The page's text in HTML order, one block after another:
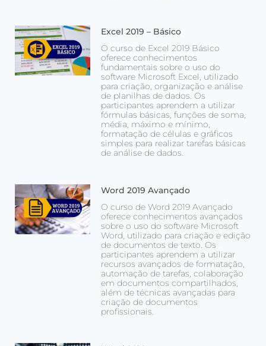
Excel 2019 – Básico
O curso de Excel 2019 Básico
oferece conhecimentos
fundamentais sobre o uso do
software Microsoft Excel, utilizado
para criação, organização e análise
de planilhas de dados. Os
participantes aprendem a utilizar
fórmulas básicas, funções de soma,
média, máximo e mínimo,
formatação de células e gráficos
simples para realizar tarefas básicas
de análise de dados.
Word 2019 Avançado
O curso de Word 2019 Avançado
oferece conhecimentos avançados
sobre o uso do software Microsoft
Word, utilizado para criação e edição
de documentos de texto. Os
participantes aprendem a utilizar
recursos avançados de formatação,
automação de tarefas, colaboração
em documentos compartilhados,
além de técnicas avançadas para
criação de documentos
profissionais.